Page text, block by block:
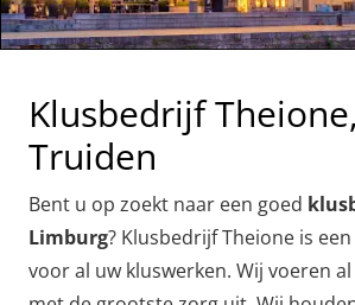
Klusbedrijf
Truiden
Bent u op zoekt naar een goed
Limburg? Klusbedrijf Theione is
voor al uw kluswerken. Wij voeren